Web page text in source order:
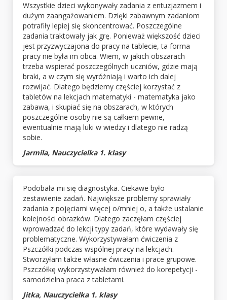
Wszystkie dzieci wykonywały zadania z entuzjazmem i
dużym zaangażowaniem. Dzięki zabawnym zadaniom
potrafiły lepiej się skoncentrować. Poszczególne
zadania traktowały jak grę. Ponieważ większość dzieci
jest przyzwyczajona do pracy na tablecie, ta forma
pracy nie była im obca. Wiem, w jakich obszarach
trzeba wspierać poszczególnych uczniów, gdzie mają
braki, a w czym się wyróżniają i warto ich dalej
rozwijać. Dlatego będziemy częściej korzystać z
tabletów na lekcjach matematyki - matematyka jako
zabawa, i skupiać się na obszarach, w których
poszczególne osoby nie są całkiem pewne,
ewentualnie mają luki w wiedzy i dlatego nie radzą
sobie.
Jarmila, Nauczycielka 1. klasy
Podobała mi się diagnostyka. Ciekawe było
zestawienie zadań. Największe problemy sprawiały
zadania z pojęciami więcej o/mniej o, a także ustalanie
kolejności obrazków. Dlatego zaczęłam częściej
wprowadzać do lekcji typy zadań, które wydawały się
problematyczne. Wykorzystywałam ćwiczenia z
Pszczółki podczas wspólnej pracy na lekcjach.
Stworzyłam także własne ćwiczenia i prace grupowe.
Pszczółkę wykorzystywałam również do korepetycji -
samodzielna praca z tabletami.
Jitka, Nauczycielka 1. klasy